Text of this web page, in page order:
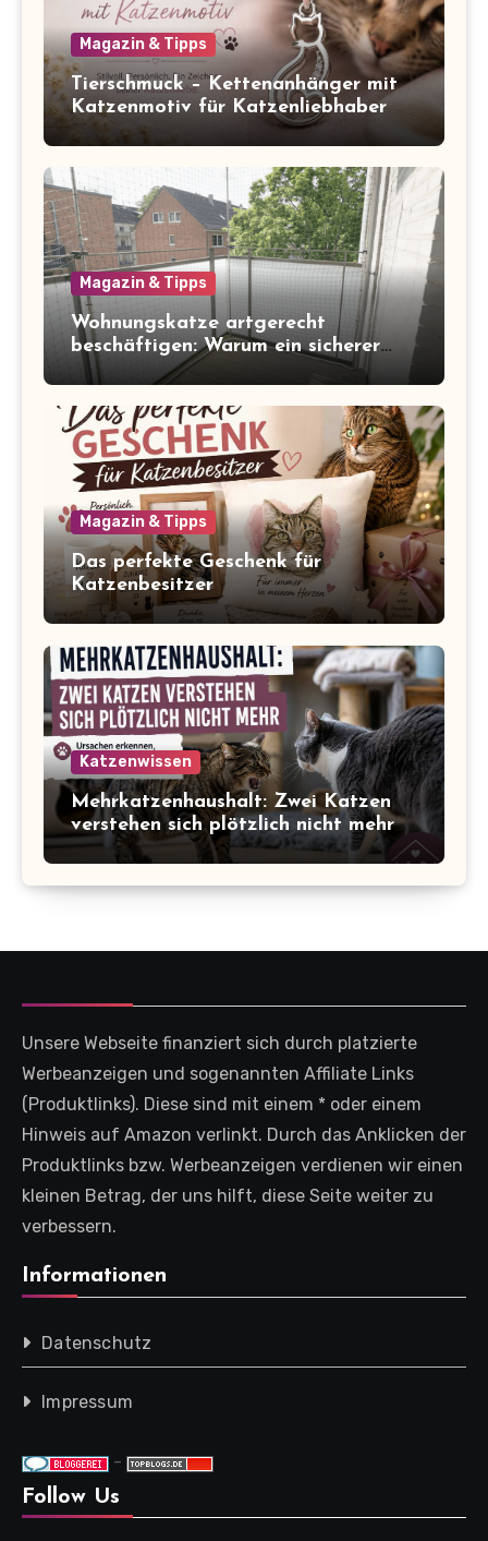
Magazin & Tipps
Tierschmuck – Kettenanhänger mit
Katzenmotiv für Katzenliebhaber
Magazin & Tipps
Wohnungskatze artgerecht
beschäftigen: Warum ein sicherer
Balkon zum Freigang dazugehört
Magazin & Tipps
Das perfekte Geschenk für
Katzenbesitzer
Katzenwissen
Mehrkatzenhaushalt: Zwei Katzen
verstehen sich plötzlich nicht mehr
Unsere Webseite finanziert sich durch platzierte
Werbeanzeigen und sogenannten Affiliate Links
(Produktlinks). Diese sind mit einem * oder einem
Hinweis auf Amazon verlinkt. Durch das Anklicken der
Produktlinks bzw. Werbeanzeigen verdienen wir einen
kleinen Betrag, der uns hilft, diese Seite weiter zu
verbessern.
Informationen
Datenschutz
Impressum
-
Follow Us